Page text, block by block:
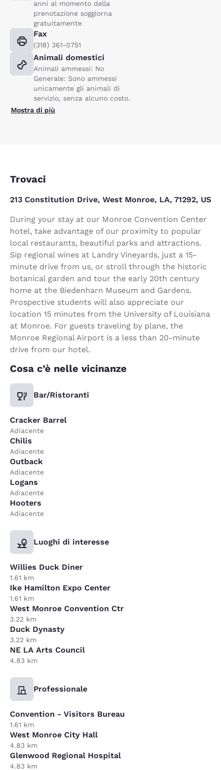
anni al momento della
prenotazione soggiorna
gratuitamente
Fax
(318) 361-0751
Animali domestici
Animali ammessi: No
Generale: Sono ammessi
unicamente gli animali di
servizio, senza alcuno costo.
Mostra di più
Trovaci
213 Constitution Drive, West Monroe, LA, 71292, US
During your stay at our Monroe Convention Center
hotel, take advantage of our proximity to popular
local restaurants, beautiful parks and attractions.
Sip regional wines at Landry Vineyards, just a 15-
minute drive from us, or stroll through the historic
botanical garden and tour the early 20th century
home at the Biedenharn Museum and Gardens.
Prospective students will also appreciate our
location 15 minutes from the University of Louisiana
at Monroe. For guests traveling by plane, the
Monroe Regional Airport is a less than 20-minute
drive from our hotel.
Cosa c’è nelle vicinanze
Bar/Ristoranti
Cracker Barrel
Adiacente
Chilis
Adiacente
Outback
Adiacente
Logans
Adiacente
Hooters
Adiacente
Luoghi di interesse
Willies Duck Diner
1.61 km
Ike Hamilton Expo Center
1.61 km
West Monroe Convention Ctr
3.22 km
Duck Dynasty
3.22 km
NE LA Arts Council
4.83 km
Professionale
Convention - Visitors Bureau
1.61 km
West Monroe City Hall
4.83 km
Glenwood Regional Hospital
4.83 km